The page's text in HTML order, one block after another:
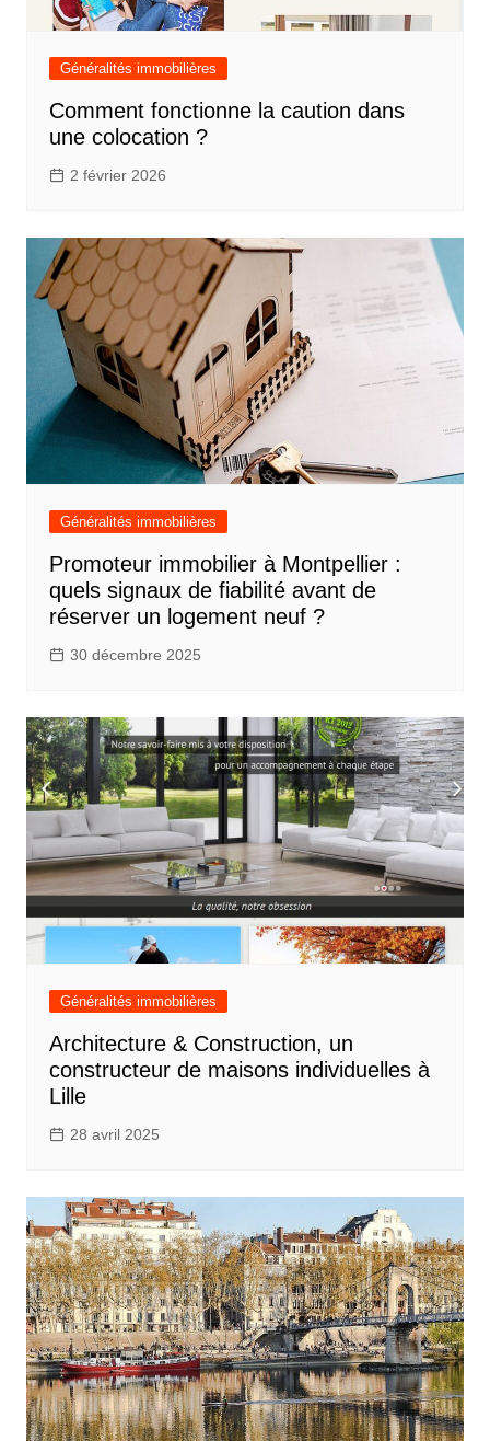
Généralités immobilières
Comment fonctionne la caution dans
une colocation ?
2 février 2026
Généralités immobilières
Promoteur immobilier à Montpellier :
quels signaux de fiabilité avant de
réserver un logement neuf ?
30 décembre 2025
Généralités immobilières
Architecture & Construction, un
constructeur de maisons individuelles à
Lille
28 avril 2025